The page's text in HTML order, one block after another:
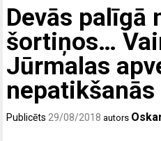
Devās palīgā
šortiņos…
Jūrmalas
nepatikšanās
Publicēts 29/08/2018 autors